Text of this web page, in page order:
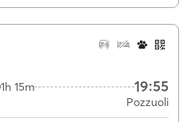
1h 15m 19:55
Pozzuoli